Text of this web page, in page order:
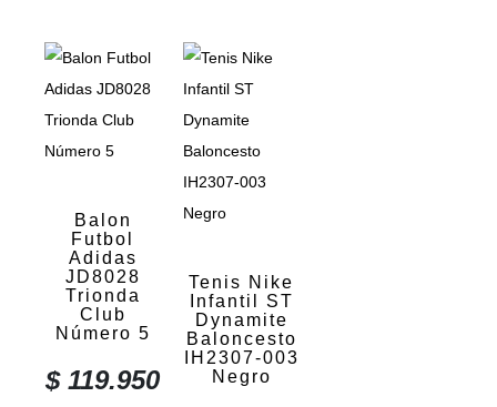
Balon
Futbol
Adidas
JD8028
Trionda
Club
Número 5
$119.950
Tenis Nike
Infantil ST
Dynamite
Baloncesto
IH2307-003
Negro